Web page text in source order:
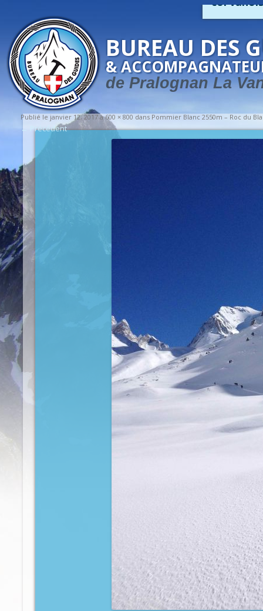
BUREAU DES
&
de Pralognan La
Publié le janvier 12, 2017à600 × 800 dans Pommier Blanc 2550m – Roc du
← Précédent